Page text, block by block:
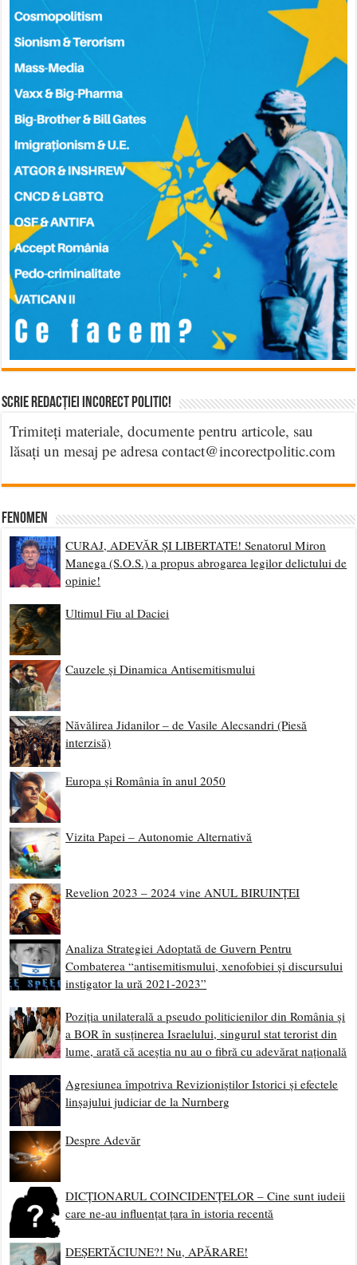
Scrie Redacției Incorect Politic!
Trimiteți materiale, documente pentru articole, sau
lăsați un mesaj pe adresa contact@incorectpolitic.com
Fenomen
CURAJ, ADEVĂR ȘI LIBERTATE! Senatorul Miron
Manega (S.O.S.) a propus abrogarea legilor delictului de
opinie!
Ultimul Fiu al Daciei
Cauzele și Dinamica Antisemitismului
Năvălirea Jidanilor – de Vasile Alecsandri (Piesă
interzisă)
Europa și România în anul 2050
Vizita Papei – Autonomie Alternativă
Revelion 2023 – 2024 vine ANUL BIRUINȚEI
Analiza Strategiei Adoptată de Guvern Pentru
Combaterea “antisemitismului, xenofobiei și discursului
instigator la ură 2021-2023”
Poziția unilaterală a pseudo politicienilor din România și
a BOR în susținerea Israelului, singurul stat terorist din
lume, arată că aceștia nu au o fibră cu adevărat națională
Agresiunea împotriva Revizioniștilor Istorici și efectele
linșajului judiciar de la Nurnberg
Despre Adevăr
DICȚIONARUL COINCIDENȚELOR – Cine sunt iudeii
care ne-au influențat țara în istoria recentă
DEȘERTĂCIUNE?! Nu, APĂRARE!